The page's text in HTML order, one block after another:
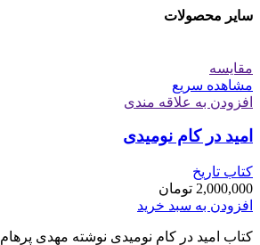
سایر محصولات
مقایسه
مشاهده سریع
افزودن به علاقه مندی
امید در کام نومیدی
کتاب تاریخ
2,000,000 تومان
افزودن به سبد خرید
کتاب امید در کام نومیدی نوشته مهدی پرهام